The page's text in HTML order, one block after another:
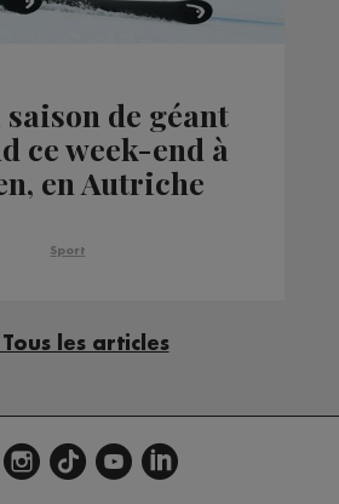
saison de géant
ce week-end à
en Autriche
Sport
les articles